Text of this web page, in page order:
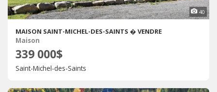
40
MAISON SAINT-MICHEL-DES-SAINTS � VENDRE
Maison
339 000$
Saint-Michel-des-Saints